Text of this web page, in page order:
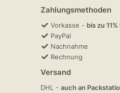
Zahlungsmethoden
Vorkasse - bis zu
PayPal
Nachnahme
Rechnung
Versand
DHL - auch an